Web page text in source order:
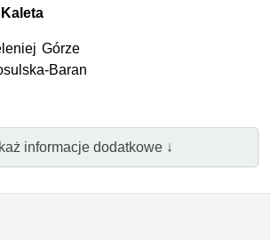
Górze
Baran
informacje dodatkowe ↓